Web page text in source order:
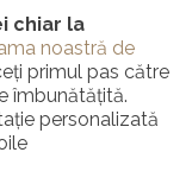
chiar la
noastră de
primul pas către
îmbunătățită.
personalizată